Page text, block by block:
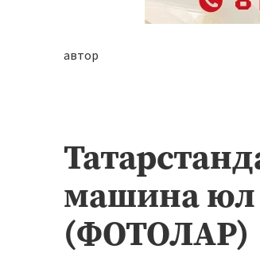
автор
машина юл
(ФОТОЛАР)